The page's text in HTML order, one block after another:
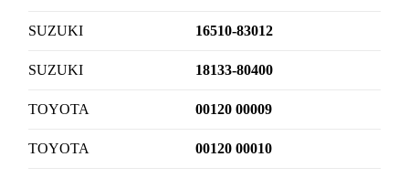
SUZUKI 16510-83012
SUZUKI 18133-80400
TOYOTA 00120 00009
TOYOTA 00120 00010